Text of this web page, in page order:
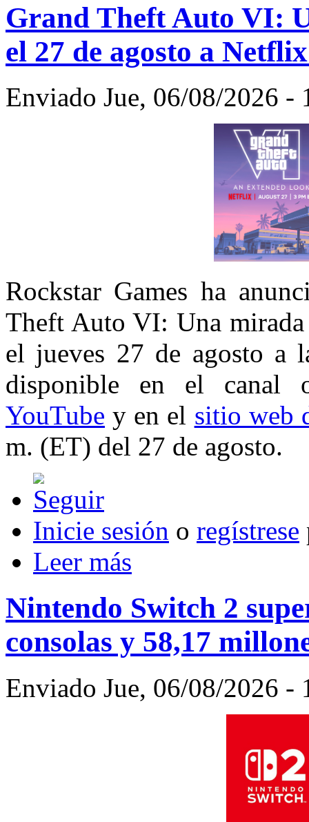
Grand Theft Auto VI:
el 27 de agosto a
Enviado Jue, 06/08/2026 -
Rockstar Games ha
Theft Auto VI: Una mirada
el jueves 27 de agosto a
disponible en el canal
YouTube y en el sitio web
m. (ET) del 27 de agosto.
Inicie sesión o regístrese
Leer más
Nintendo Switch 2
consolas y 58,17
Enviado Jue, 06/08/2026 -